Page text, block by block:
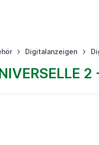
Digitalanzeigen